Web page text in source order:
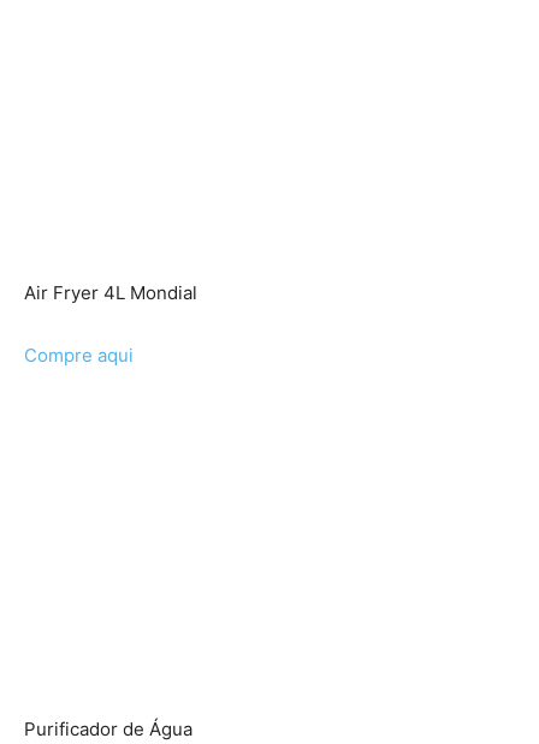
Air Fryer 4L Mondial
Compre aqui
Purificador de Água